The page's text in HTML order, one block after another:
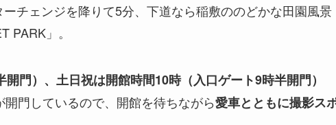
チェンジを降りて5分、下道なら稲敷ののどかな田園風景
PARK」。
門）、土日祝は開館時間10時（入口ゲート9時半開門）
門しているので、開館を待ちながら愛車とともに撮影ス